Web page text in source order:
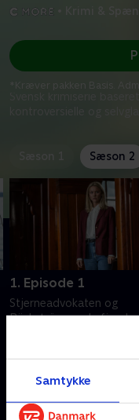
Samtykke
Krimi &
Svensk krimiserie
kontroversielle og
*Kræver pakken Basis.
Sæson 2
1. Episode 1
Stjerneadvokaten og
Bäckströms ærkefjende
ikke udelukke, at
morderen.
Andre så også